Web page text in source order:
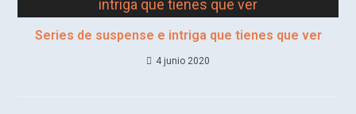
Series de suspense e intriga que tienes que ver
4 junio 2020